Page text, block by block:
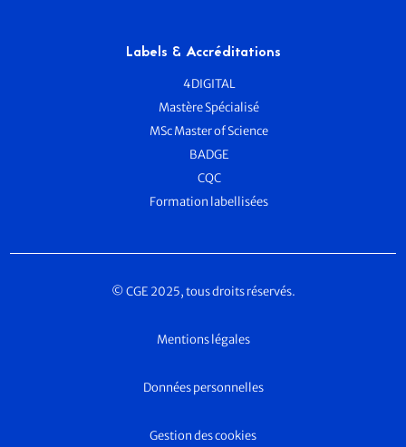
Labels & Accréditations
4DIGITAL
Mastère Spécialisé
MSc Master of Science
BADGE
CQC
Formation labellisées
© CGE 2025, tous droits réservés.
Mentions légales
Données personnelles
Gestion des cookies